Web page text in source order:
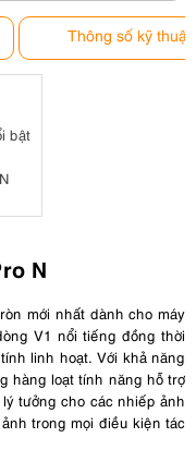
Thông số kỹ thuật
bật
N
mới nhất dành cho máy
V1 nổi tiếng đồng thời
linh hoạt. Với khả năng
hàng loạt tính năng hỗ trợ
tưởng cho các nhiếp ảnh
trong mọi điều kiện tác